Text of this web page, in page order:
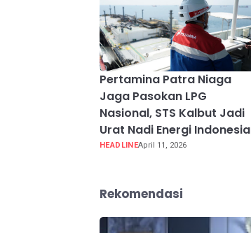
Pertamina Patra Niaga
Jaga Pasokan LPG
Nasional, STS Kalbut Jadi
Urat Nadi Energi Indonesia
HEADLINEApril 11, 2026
Rekomendasi